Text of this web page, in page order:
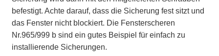
befestigt. Achte darauf, dass die Sicherung fest sitzt und
das Fenster nicht blockiert. Die Fensterscheren
Nr.965/999 b sind ein gutes Beispiel für einfach zu
installierende Sicherungen.